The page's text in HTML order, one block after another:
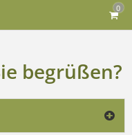
0
begrüßen?